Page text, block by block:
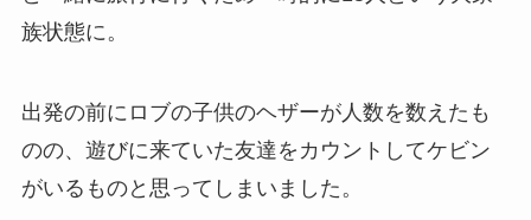
族状態に。
出発の前にロブの子供のヘザーが人数を数えたも
のの、遊びに来ていた友達をカウントしてケビン
がいるものと思ってしまいました。